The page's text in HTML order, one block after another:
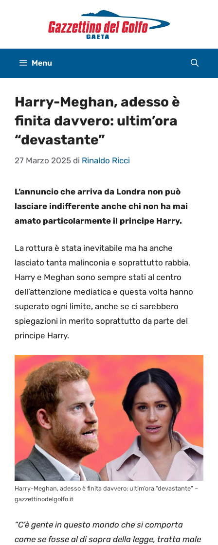
Menu
Harry-Meghan, adesso è
finita davvero: ultim’ora
“devastante”
27 Marzo 2025 di Rinaldo Ricci
L’annuncio che arriva da Londra non può
lasciare indifferente anche chi non ha mai
amato particolarmente il principe Harry.
La rottura è stata inevitabile ma ha anche
lasciato tanta malinconia e soprattutto rabbia.
Harry e Meghan sono sempre stati al centro
dell’attenzione mediatica e questa volta hanno
superato ogni limite, anche se ci sarebbero
spiegazioni in merito soprattutto da parte del
principe Harry.
Harry-Meghan, adesso è finita davvero: ultim’ora “devastante” –
gazzettinodelgolfo.it
“C’è gente in questo mondo che si comporta
come se fosse al di sopra della legge, tratta male